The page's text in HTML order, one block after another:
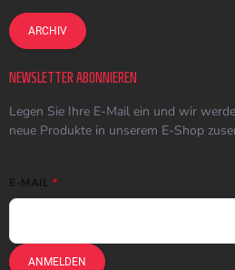
ARCHIV
NEWSLETTER ABONNIEREN
Legen Sie Ihre E-Mail ein und wir
neue Produkte in unserem E-Shop
E-MAIL
ANMELDEN